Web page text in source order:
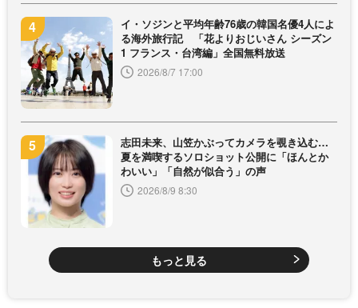
イ・ソジンと平均年齢76歳の韓国名優4人によ
る海外旅行記 「花よりおじいさん シーズン
1 フランス・台湾編」全国無料放送
2026/8/7 17:00
志田未来、山笠かぶってカメラを覗き込む…
夏を満喫するソロショット公開に「ほんとか
わいい」「自然が似合う」の声
2026/8/9 8:30
もっと見る